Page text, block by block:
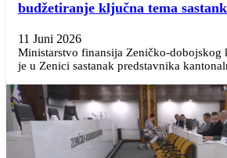
budžetiranje ključna tema
11 Juni 2026
Ministarstvo finansija Zeničko-dobojskog
je u Zenici sastanak predstavnika